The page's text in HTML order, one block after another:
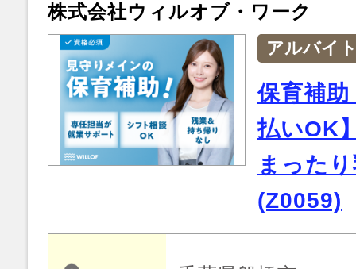
株式会社ウィルオブ・ワーク
アルバイ
保育補
払いOK
まった
(Z0059)